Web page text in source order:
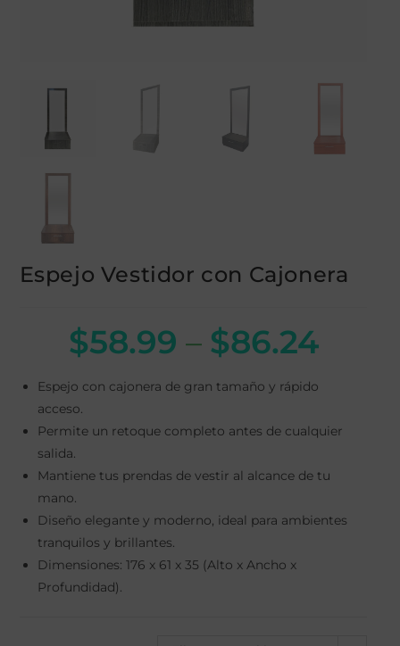
Espejo Vestidor con Cajonera
$58.99 – $86.24
Espejo con cajonera de gran tamaño y rápido
acceso.
Permite un retoque completo antes de cualquier
salida.
Mantiene tus prendas de vestir al alcance de tu
mano.
Diseño elegante y moderno, ideal para ambientes
tranquilos y brillantes.
Dimensiones: 176 x 61 x 35 (Alto x Ancho x
Profundidad).